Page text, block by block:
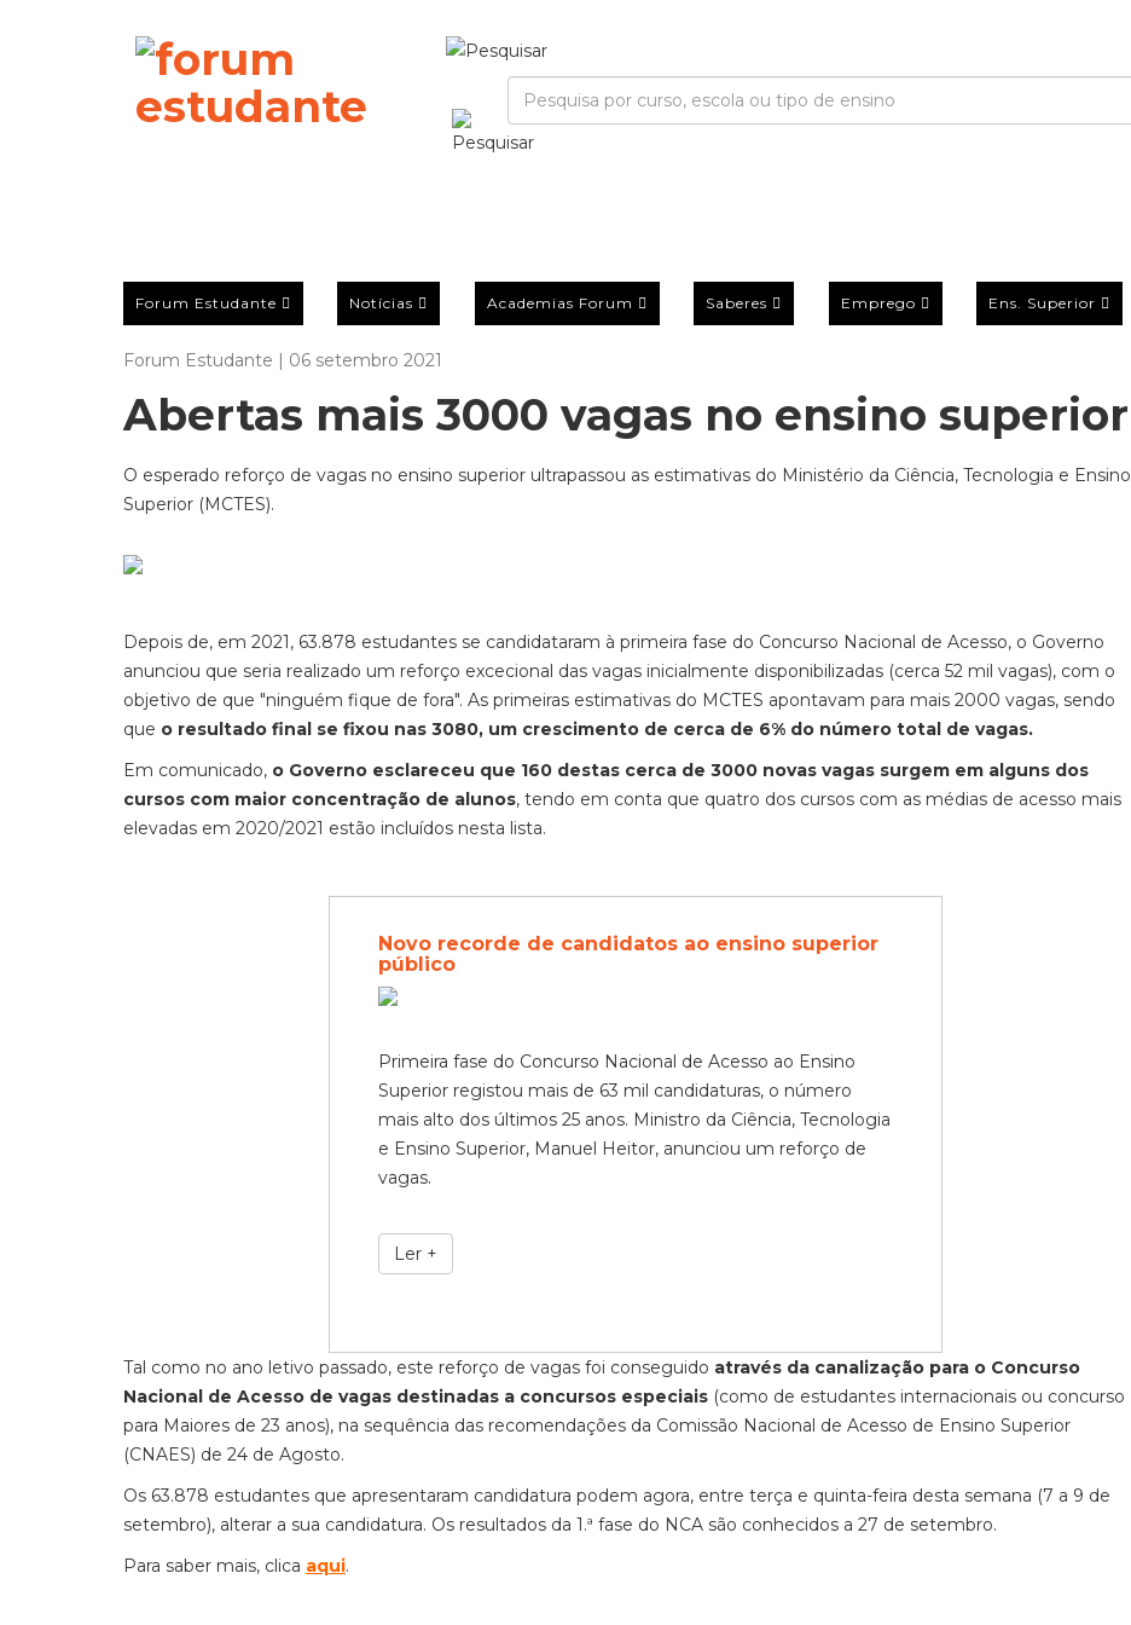
Forum Estudante Notícias Academias Forum Saberes Emprego Ens. Superior
Forum Estudante | 06 setembro 2021
Abertas mais 3000 vagas no ensino superior
O esperado reforço de vagas no ensino superior ultrapassou as estimativas do Ministério da Ciência, Tecnologia e Ensino
Superior (MCTES).
Depois de, em 2021, 63.878 estudantes se candidataram à primeira fase do Concurso Nacional de Acesso, o Governo
anunciou que seria realizado um reforço excecional das vagas inicialmente disponibilizadas (cerca 52 mil vagas), com o
objetivo de que "ninguém fique de fora". As primeiras estimativas do MCTES apontavam para mais 2000 vagas, sendo
que o resultado final se fixou nas 3080, um crescimento de cerca de 6% do número total de vagas.
Em comunicado, o Governo esclareceu que 160 destas cerca de 3000 novas vagas surgem em alguns dos
cursos com maior concentração de alunos, tendo em conta que quatro dos cursos com as médias de acesso mais
elevadas em 2020/2021 estão incluídos nesta lista.
Novo recorde de candidatos ao ensino superior
público
Primeira fase do Concurso Nacional de Acesso ao Ensino
Superior registou mais de 63 mil candidaturas, o número
mais alto dos últimos 25 anos. Ministro da Ciência, Tecnologia
e Ensino Superior, Manuel Heitor, anunciou um reforço de
vagas.
Ler +
Tal como no ano letivo passado, este reforço de vagas foi conseguido através da canalização para o Concurso
Nacional de Acesso de vagas destinadas a concursos especiais (como de estudantes internacionais ou concurso
para Maiores de 23 anos), na sequência das recomendações da Comissão Nacional de Acesso de Ensino Superior
(CNAES) de 24 de Agosto.
Os 63.878 estudantes que apresentaram candidatura podem agora, entre terça e quinta-feira desta semana (7 a 9 de
setembro), alterar a sua candidatura. Os resultados da 1.ª fase do NCA são conhecidos a 27 de setembro.
Para saber mais, clica aqui.